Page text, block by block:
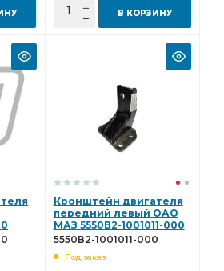
В КОРЗИНУ
Кронштейн двигателя
передний левый ОАО
МАЗ 5550В2-1001011-000
5550В2-1001011-000
Под заказ